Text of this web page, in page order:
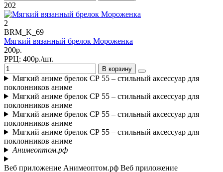
202
2
BRM_K_69
Мягкий вязанный брелок Мороженка
200р.
РРЦ: 400р./шт.
В корзину
Мягкий аниме брелок СР 55 – стильный аксессуар для
поклонников аниме
Мягкий аниме брелок СР 55 – стильный аксессуар для
поклонников аниме
Мягкий аниме брелок СР 55 – стильный аксессуар для
поклонников аниме
Мягкий аниме брелок СР 55 – стильный аксессуар для
поклонников аниме
Анимеоптом.рф
Веб приложение Анимеоптом.рф Веб приложение